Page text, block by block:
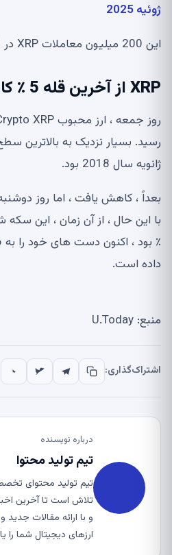
ژوئیه 2025
این 200 میلیون معاملات XRP در 22 و 21 ژوئیه تعیین شد.
XRP از آخرین قله 5 ٪ کاهش می یابد
رسید. بسیار نزدیک به بالاترین
ژانویه سال 2018 بود.
داده است.
منبع: U.Today
اشتراک‌گذاری:
درباره نویسنده
تیم تولید محتوا
تیم تولید محتوای
تلاش است تا آخرین
و با ارائه مقالات
ارزهای دیجیتال شما را